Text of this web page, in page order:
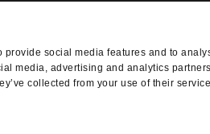
social media features and to
media, advertising and analytics
collected from your use of their
- Made with